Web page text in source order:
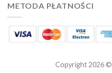
METODA PŁATNOŚCI
Copyright 2026 ©